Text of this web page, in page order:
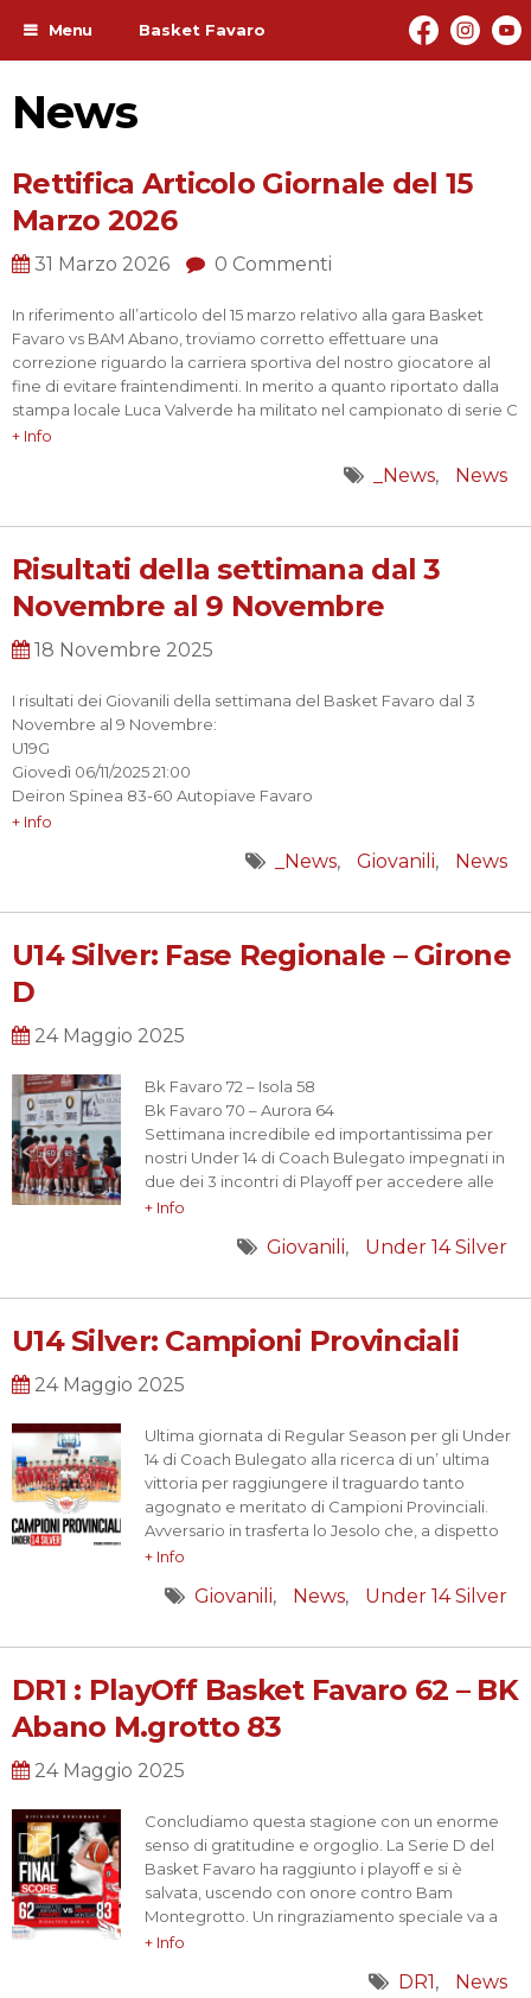
Menu Basket Favaro
News
Rettifica Articolo Giornale del 15
Marzo 2026
31 Marzo 2026 0 Commenti
In riferimento all’articolo del 15 marzo relativo alla gara Basket
Favaro vs BAM Abano, troviamo corretto effettuare una
correzione riguardo la carriera sportiva del nostro giocatore al
fine di evitare fraintendimenti. In merito a quanto riportato dalla
stampa locale Luca Valverde ha militato nel campionato di serie C
o C1 e ha deciso di venire a giocare a Favaro dove…
+ Info
_News News
Risultati della settimana dal 3
Novembre al 9 Novembre
18 Novembre 2025
I risultati dei Giovanili della settimana del Basket Favaro dal 3
Novembre al 9 Novembre:
U19G
Giovedì 06/11/2025 21:00
Deiron Spinea 83-60 Autopiave Favaro
U17G
Pall. Favaro 71-77 Castellana Basket
Domenica 09/11/2025 11:30
U14G
Domenica 09/11/2025 11:00
U14S
Basket Salzano 03 81-36 Pall. Favaro
U13M
Sabato 08/11/2025 16:00
Basket Noale 33-106 Pall. Favaro
+ Info
_News Giovanili News
U14 Silver: Fase Regionale – Girone
D
24 Maggio 2025
Bk Favaro 72 – Isola 58
Bk Favaro 70 – Aurora 64
Settimana incredibile ed importantissima per
nostri Under 14 di Coach Bulegato impegnati in
due dei 3 incontri di Playoff per accedere alle
Final Four Regionali.
mostrato quanto sia stata formativa questa
partita sempre in controllo e…
+ Info
Giovanili Under 14 Silver
U14 Silver: Campioni Provinciali
24 Maggio 2025
Ultima giornata di Regular Season per gli Under
14 di Coach Bulegato alla ricerca di un’ ultima
vittoria per raggiungere il traguardo tanto
agognato e meritato di Campioni Provinciali.
Avversario in trasferta lo Jesolo che, a dispetto
della posizione di bassa classifica, poteva
sottogamba vista la fisicità di alcuni suoi
La partita iniziava con…
+ Info
Giovanili News Under 14 Silver
DR1 : PlayOff Basket Favaro 62 – BK
Abano M.grotto 83
24 Maggio 2025
Concludiamo questa stagione con un enorme
senso di gratitudine e orgoglio. La Serie D del
Basket Favaro ha raggiunto i playoff e si è
salvata, uscendo con onore contro Bam
Montegrotto. Un ringraziamento speciale va a
tutto lo staff e a tutti i protagonisti di questa
nostri ragazzi senior, i giovani dell’Under 19…
+ Info
DR1 News